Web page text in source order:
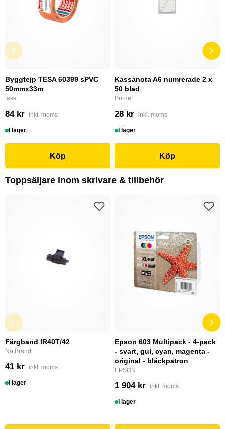
Byggtejp TESA 60399 sPVC
50mmx33m
tesa
84 kr inkl. moms
I lager
Köp
Kassanota A6 numrerade 2 x
50 blad
Burde
28 kr inkl. moms
I lager
Köp
Toppsäljare inom skrivare & tillbehör
Färgband IR40T/42
No Brand
41 kr inkl. moms
I lager
Epson 603 Multipack - 4-pack
- svart, gul, cyan, magenta -
original - bläckpatron
EPSON
1 904 kr inkl. moms
I lager